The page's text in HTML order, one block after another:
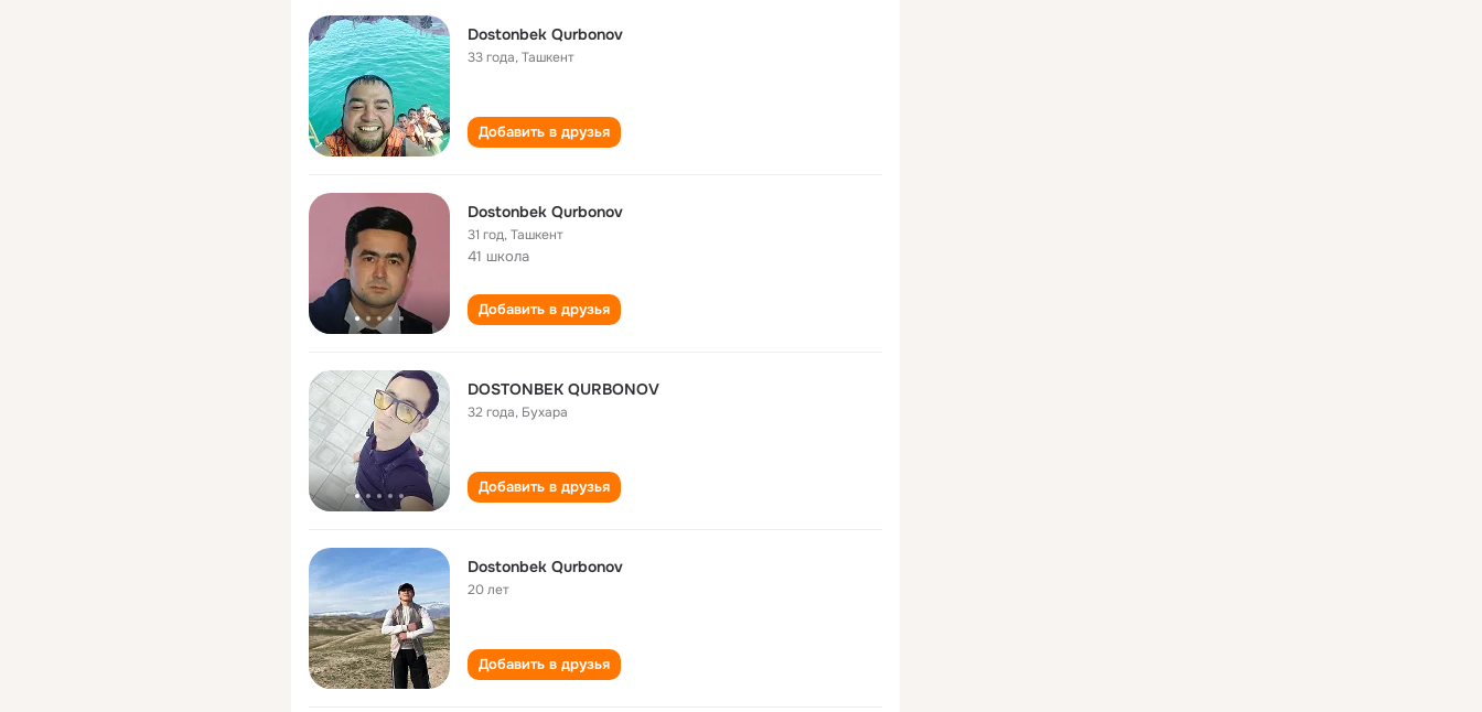
Dostonbek Qurbonov
33 года,Ташкент
Добавить в друзья
Dostonbek Qurbonov
31 год,Ташкент
41 школа
Добавить в друзья
DOSTONBEK QURBONOV
32 года, Бухара
Добавить в друзья
Dostonbek Qurbonov
20 лет
Добавить в друзья